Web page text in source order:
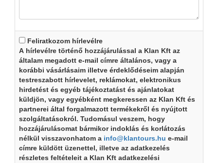
Feliratkozom hírlevélre
A hírlevélre történő hozzájárulással a Klan Kft az
általam megadott e-mail címre általános, vagy a
korábbi vásárlásaim illetve érdeklődéseim alapján
testreszabott hírlevelet, reklámokat, elektronikus
hirdetést és egyéb tájékoztatást és ajánlatokat
küldjön, vagy egyébként megkeressen az Klan Kft és
partnerei által forgalmazott termékekről és nyújtott
szolgáltatásokról. Tudomásul veszem, hogy
hozzájárulásomat bármikor indoklás és korlátozás
nélkül visszavonhatom a info@klantours.hu e-mail
címre küldött üzenettel, illetve az adatkezelés
részletes feltételeit a Klan Kft adatkezelési